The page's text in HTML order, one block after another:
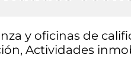
y oficinas de
Actividades